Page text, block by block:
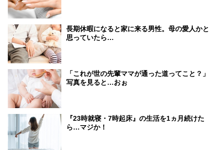
長期休暇になると家に来る男性。母の愛人かと
思っていたら…
「これが世の先輩ママが通った道ってこと？」
写真を見ると…おぉ
『23時就寝・7時起床』の生活を1ヵ月続けた
ら…マジか！